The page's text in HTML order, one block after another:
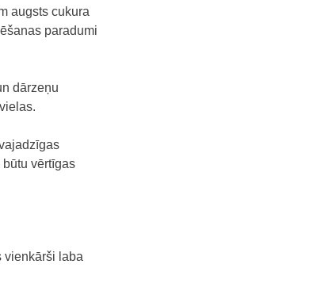
augsts cukura
paradumi
dārzeņu
vērtīgas
vienkārši laba